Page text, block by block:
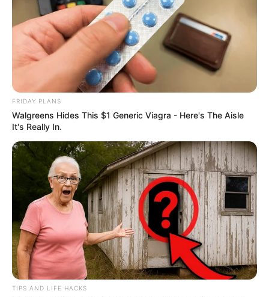
FRIDAY PLANS
Walgreens Hides This $1 Generic Viagra - Here's The Aisle
It's Really In.
TIPS AND LIFE HACKS